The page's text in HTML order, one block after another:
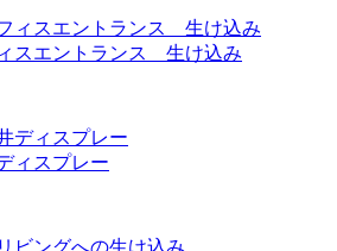
スエントランス 生け込み
ィスプレー